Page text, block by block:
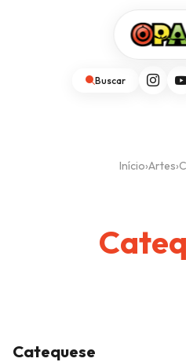
Buscar
Início›Artes›
Catequese